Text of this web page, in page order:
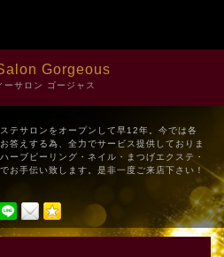
Gorgeous
ーサロン ゴージャス
テサロンをオープンして早12年。今では各
答えする為、全力でサービス提供しておりま
ーブピーリング・ネイル・まつげエクステ・
お手伝い致します。是非一度ご来店下さい！